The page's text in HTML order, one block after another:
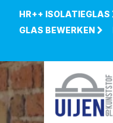
HR++ ISOLATIEGLAS
GLAS BEWERKEN